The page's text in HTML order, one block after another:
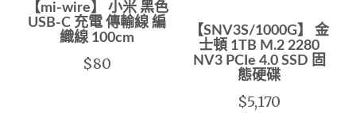
【mi-wire】 小米 黑色
USB-C 充電 傳輸線 編
織線 100cm
$80
【SNV3S/1000G】 金
士頓 1TB M.2 2280
NV3 PCIe 4.0 SSD 固
態硬碟
$5,170